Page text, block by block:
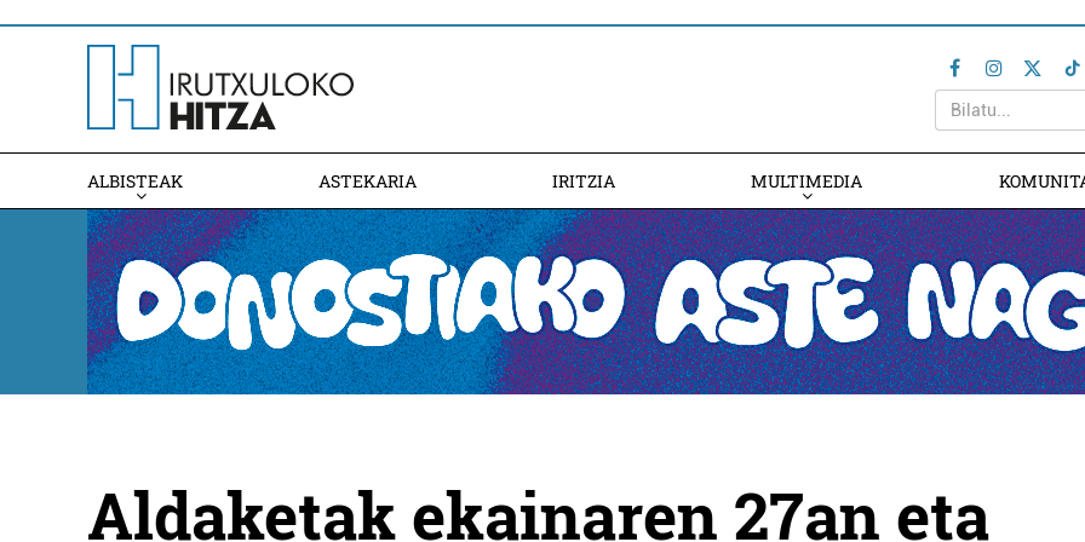
ALBISTEAK ASTEKARIA IRITZIA MULTIMEDIA
Aldaketak ekainaren 27an eta